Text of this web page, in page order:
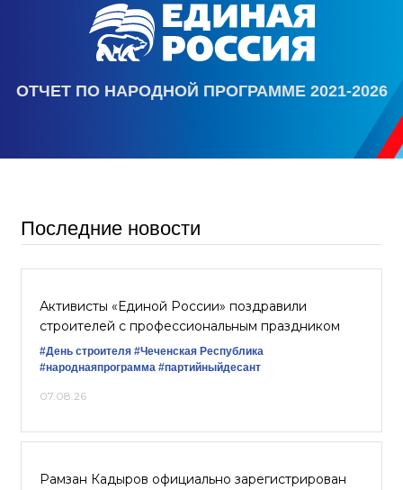
ОТЧЕТ ПО НАРОДНОЙ ПРОГРАММЕ 2021-2026
Последние новости
Активисты «Единой России» поздравили
строителей с профессиональным праздником
#День строителя #Чеченская Республика
#народнаяпрограмма #партийныйдесант
07.08.26
Рамзан Кадыров официально зарегистрирован